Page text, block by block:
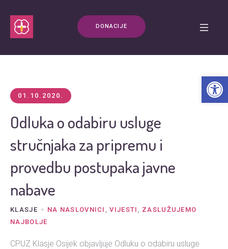
DONACIJE
01.10.2020.
Odluka o odabiru usluge
stručnjaka za pripremu i
provedbu postupaka javne
nabave
KLASJE NA NASLOVNICI ,VIJESTI , ZASLUŽUJEMO
NAJBOLJE
CPUZ Klasje Osijek objavljuje Odluku o odabiru usluge